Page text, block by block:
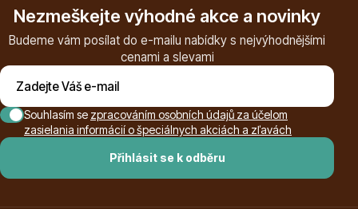
Popínavé rostliny
Nezmeškejte výhodné akce a novinky
Budeme vám posílat do e-mailu nabídky s nejvýhodnějšími
cenami a slevami
Přihlásit se k odběru
Souhlasím se zpracováním osobních údajů za účelom
zasielania informácií o špeciálnych akciách a zľavách